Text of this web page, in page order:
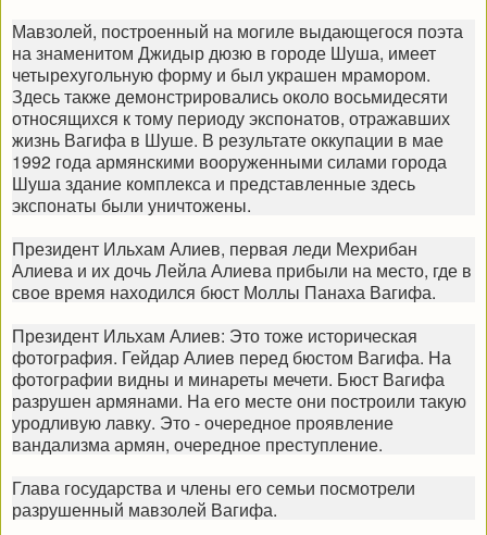
Мавзолей, построенный на могиле выдающегося поэта
на знаменитом Джидыр дюзю в городе Шуша, имеет
четырехугольную форму и был украшен мрамором.
Здесь также демонстрировались около восьмидесяти
относящихся к тому периоду экспонатов, отражавших
жизнь Вагифа в Шуше. В результате оккупации в мае
1992 года армянскими вооруженными силами города
Шуша здание комплекса и представленные здесь
экспонаты были уничтожены.
Президент Ильхам Алиев, первая леди Мехрибан
Алиева и их дочь Лейла Алиева прибыли на место, где в
свое время находился бюст Моллы Панаха Вагифа.
Президент Ильхам Алиев: Это тоже историческая
фотография. Гейдар Алиев перед бюстом Вагифа. На
фотографии видны и минареты мечети. Бюст Вагифа
разрушен армянами. На его месте они построили такую
уродливую лавку. Это - очередное проявление
вандализма армян, очередное преступление.
Глава государства и члены его семьи посмотрели
разрушенный мавзолей Вагифа.